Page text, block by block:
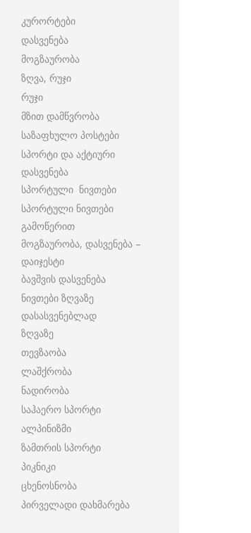
კურორტები
დასვენება
მოგზაურობა
ზღვა, რუჯი
რუჯი
მზით დამწვრობა
საზაფხულო პოსტები
სპორტი და აქტიური
დასვენება
სპორტული ნივთები
სპორტული ნივთები
გამოწერით
მოგზაურობა, დასვენება –
დაიჯესტი
ბავშვის დასვენება
ნივთები ზღვაზე
დასასვენებლად
ზღვაზე
თევზაობა
ლაშქრობა
ნადირობა
საჰაერო სპორტი
ალპინიზმი
ზამთრის სპორტი
პიკნიკი
ცხენოსნობა
პირველადი დახმარება